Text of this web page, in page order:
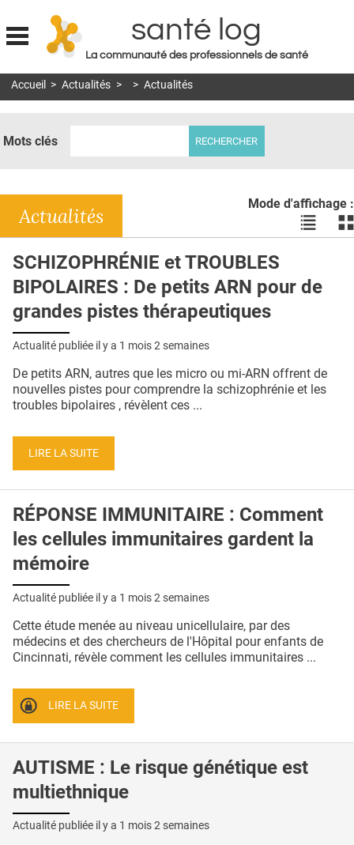
Jump to navigation
santé log
La communauté des professionnels de santé
MON COMPTE
DOSSIERS
RÉSEAUX
E-REVUE SAD
L'APP
PUBLICITÉ
CONTACT
Accueil > Actualités > > Actualités
Mots clés
Mode d'affichage :
Voir
les
liste
les
Actualités
SCHIZOPHRÉNIE et TROUBLES
BIPOLAIRES : De petits ARN pour de
grandes pistes thérapeutiques
Actualité publiée il y a 1 mois 2 semaines
De petits ARN, autres que les micro ou mi-ARN offrent de
nouvelles pistes pour comprendre la schizophrénie et les
troubles bipolaires , révèlent ces ...
LIRE LA SUITE
RÉPONSE IMMUNITAIRE : Comment
les cellules immunitaires gardent la
mémoire
Actualité publiée il y a 1 mois 2 semaines
Cette étude menée au niveau unicellulaire, par des
médecins et des chercheurs de l'Hôpital pour enfants de
Cincinnati, révèle comment les cellules immunitaires ...
LIRE LA SUITE
AUTISME : Le risque génétique est
multiethnique
Actualité publiée il y a 1 mois 2 semaines